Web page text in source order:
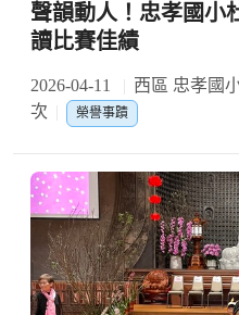
聲韻動人！忠孝國小
讀比賽佳績
2026-04-11 西區 忠孝國
次
榮譽事蹟